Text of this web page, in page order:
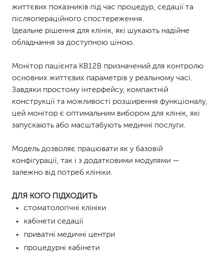
життєвих показників під час процедур, седації та
післяопераційного спостереження.
Ідеальне рішення для клінік, які шукають надійне
обладнання за доступною ціною.
Монітор пацієнта KB12B призначений для контролю
основних життєвих параметрів у реальному часі.
Завдяки простому інтерфейсу, компактній
конструкції та можливості розширення функціоналу,
цей монітор є оптимальним вибором для клінік, які
запускають або масштабують медичні послуги.
Модель дозволяє працювати як у базовій
конфігурації, так і з додатковими модулями —
залежно від потреб клініки.
ДЛЯ КОГО ПІДХОДИТЬ
стоматологічні клініки
кабінети седації
приватні медичні центри
процедурні кабінети